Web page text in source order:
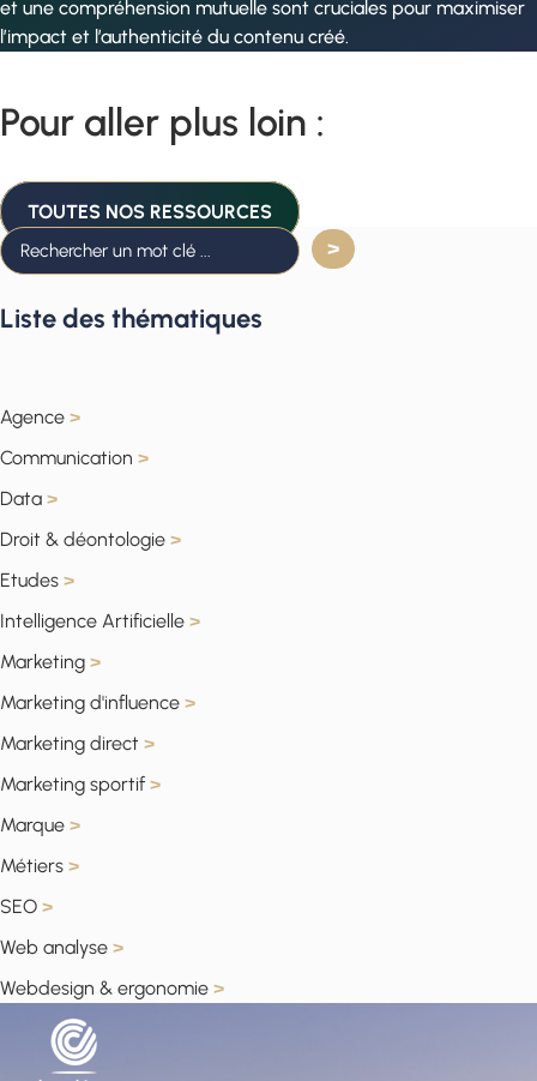
et une compréhension mutuelle sont cruciales pour maximiser
l’impact et l’authenticité du contenu créé.
Pour aller plus loin :
TOUTES NOS RESSOURCES
Liste des thématiques
Agence >
Communication >
Data >
Droit & déontologie >
Etudes >
Intelligence Artificielle >
Marketing >
Marketing d'influence >
Marketing direct >
Marketing sportif >
Marque >
Métiers >
SEO >
Web analyse >
Webdesign & ergonomie >